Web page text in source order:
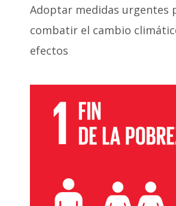
Adoptar medidas urgentes
combatir el cambio
efectos